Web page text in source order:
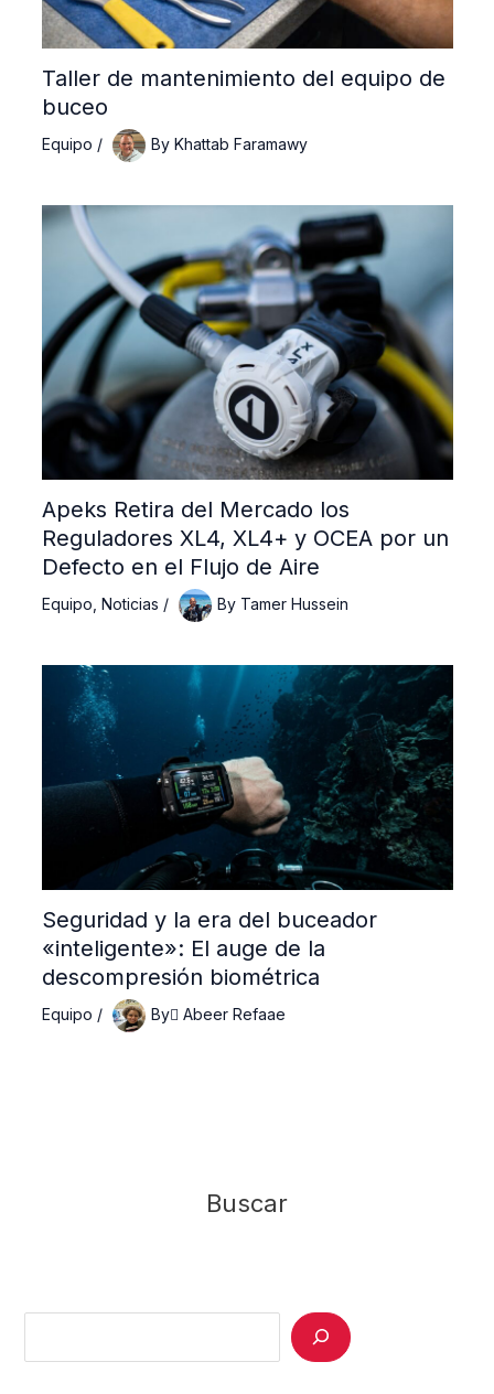
Taller de mantenimiento del equipo de
buceo
Equipo / By Khattab Faramawy
Apeks Retira del Mercado los
Reguladores XL4, XL4+ y OCEA por un
Defecto en el Flujo de Aire
Equipo Noticias / By Tamer Hussein
Seguridad y la era del buceador
«inteligente»: El auge de la
descompresión biométrica
Equipo / By ِAbeer Refaae
Buscar